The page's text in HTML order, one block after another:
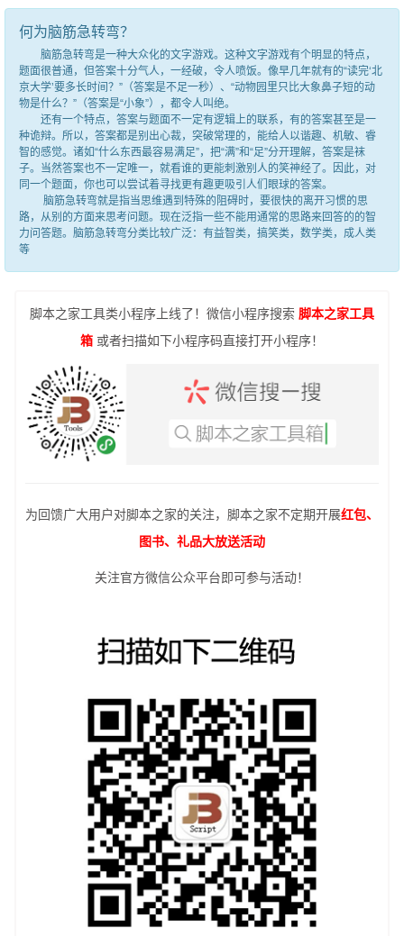
何为脑筋急转弯？
脑筋急转弯是一种大众化的文字游戏。这种文字游戏有个明显的特点，
题面很普通，但答案十分气人，一经破，令人喷饭。像早几年就有的“读完‘北
京大学’要多长时间？”（答案是不足一秒）、“动物园里只比大象鼻子短的动
物是什么？”（答案是“小象”），都令人叫绝。
还有一个特点，答案与题面不一定有逻辑上的联系，有的答案甚至是一
种诡辩。所以，答案都是别出心裁，突破常理的，能给人以谐趣、机敏、睿
智的感觉。诸如“什么东西最容易满足”，把“满”和“足”分开理解，答案是袜
子。当然答案也不一定唯一，就看谁的更能刺激别人的笑神经了。因此，对
同一个题面，你也可以尝试着寻找更有趣更吸引人们眼球的答案。
脑筋急转弯就是指当思维遇到特殊的阻碍时，要很快的离开习惯的思
路，从别的方面来思考问题。现在泛指一些不能用通常的思路来回答的的智
力问答题。脑筋急转弯分类比较广泛：有益智类，搞笑类，数学类，成人类
等
脚本之家工具类小程序上线了！微信小程序搜索 脚本之家工具
箱 或者扫描如下小程序码直接打开小程序！
为回馈广大用户对脚本之家的关注，脚本之家不定期开展红包、
图书、礼品大放送活动
关注官方微信公众平台即可参与活动！